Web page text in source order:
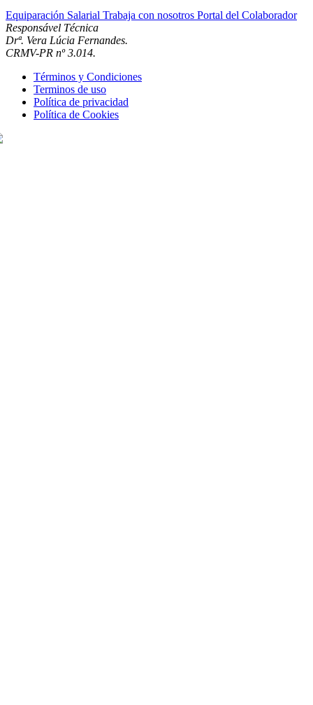
Equiparación Salarial Trabaja con nosotros Portal del Colaborador
Responsável Técnica
Drª. Vera Lúcia Fernandes.
CRMV-PR nº 3.014.
Términos y Condiciones
Terminos de uso
Política de privacidad
Política de Cookies